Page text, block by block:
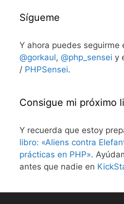
Sígueme
Y ahora puedes seguirme
@gorkaul, @php_sensei y
/ PHPSensei.
Consigue mi próximo
Y recuerda que estoy
libro: «Aliens contra
prácticas en PHP».
antes que nadie en